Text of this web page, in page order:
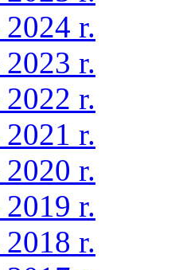
r.
r.
r.
r.
r.
r.
r.